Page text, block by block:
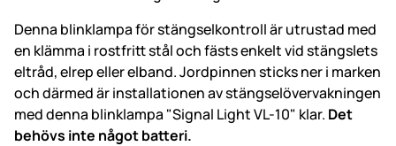
Denna blinklampa för stängselkontroll är utrustad med
en klämma i rostfritt stål och fästs enkelt vid stängslets
eltråd, elrep eller elband. Jordpinnen sticks ner i marken
och därmed är installationen av stängselövervakningen
med denna blinklampa "Signal Light VL-10" klar. Det
behövs inte något batteri.